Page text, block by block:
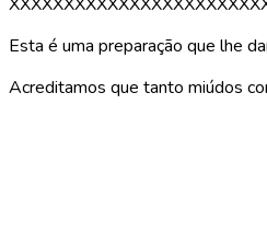
Esta é uma preparação que lhe
Acreditamos que tanto miúdos